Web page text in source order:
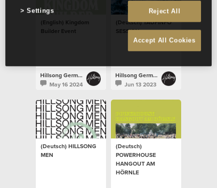
(English) Kingdom
Builder Event
Hillsong Germany
May 16 2024
(Deutsch) TAUFINFO
SESSION
Hillsong Germany
Jun 13 2023
(Deutsch) HILLSONG
MEN
(Deutsch)
POWERHOUSE
HANGOUT AM
HÖRNLE
Reject All
Accept All Cookies
Settings